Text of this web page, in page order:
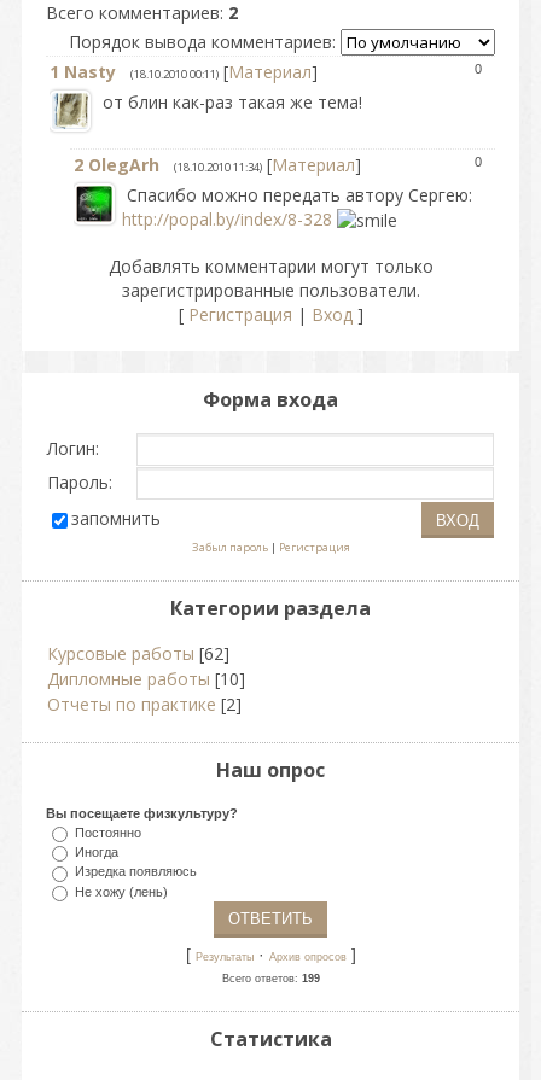
Всего комментариев: 2
Порядок вывода комментариев:
0
1 Nasty (18.10.2010 00:11) [Материал]
от блин как-раз такая же тема!
0
2 OlegArh (18.10.2010 11:34) [Материал]
Спасибо можно передать автору Сергею:
http://popal.by/index/8-328
Добавлять комментарии могут только
зарегистрированные пользователи.
[ Регистрация | Вход]
Форма входа
Логин:
Пароль:
запомнить
Забыл пароль| Регистрация
Категории раздела
Курсовые работы [62]
Дипломные работы [10]
Отчеты по практике [2]
Наш опрос
Вы посещаете физкультуру?
Постоянно
Иногда
Изредка появляюсь
Не хожу (лень)
[ Результаты· Архив опросов]
Всего ответов: 199
Статистика